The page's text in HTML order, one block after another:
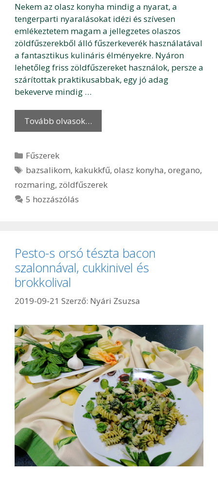
Nekem az olasz konyha mindig a nyarat, a
tengerparti nyaralásokat idézi és szívesen
emlékeztetem magam a jellegzetes olaszos
zöldfűszerekből álló fűszerkeverék használatával
a fantasztikus kulináris élményekre. Nyáron
lehetőleg friss zöldfűszereket használok, persze a
szárítottak praktikusabbak, egy jó adag
bekeverve mindig …
Tovább olvasok…
Kategória
Fűszerek
Címkék
bazsalikom, kakukkfű,olasz konyha,oregano,
rozmaring, zöldfűszerek
5 hozzászólás
Pesto-s orsó tészta bacon
szalonnával, cukkinivel és
brokkolival
2019-09-21 Szerző: Nyári Zsuzsa